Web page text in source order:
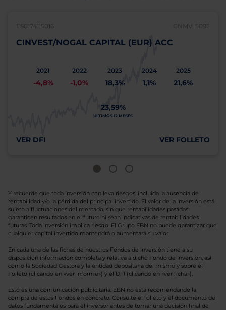
ES0174115016 CNMV: 5095
CINVEST/NOGAL CAPITAL (EUR) ACC
2021
-4,8%
2022
-1,0%
2023
18,3%
2024
1,1%
2025
21,6%
23,59%
ÚLTIMOS 12 MESES
VER DFI VER FOLLETO
Y recuerde que toda inversión conlleva riesgos, incluida la ausencia de
rentabilidad y/o la pérdida del principal invertido. El valor de la inversión está
sujeto a fluctuaciones del mercado, sin que rentabilidades pasadas
garanticen resultados en el futuro ni sean indicativas de rentabilidades
futuras. Toda inversión implica riesgo. El Grupo EBN no puede garantizar que
cualquier capital invertido mantendrá o aumentará su valor.
En cada una de las fichas de nuestros Fondos de Inversión tiene a su
disposición información completa y relativa a dicho Fondo de Inversión, así
como la Sociedad Gestora y la entidad depositaria del mismo y sobre el
Folleto (clicando en «ver informe») y el DFI (clicando en «ver ficha»).
Esto es una comunicación publicitaria. EBN no está recomendando la
compra de estos Fondos en concreto. Consulte el folleto y el documento de
datos fundamentales para el inversor antes de tomar una decisión final de